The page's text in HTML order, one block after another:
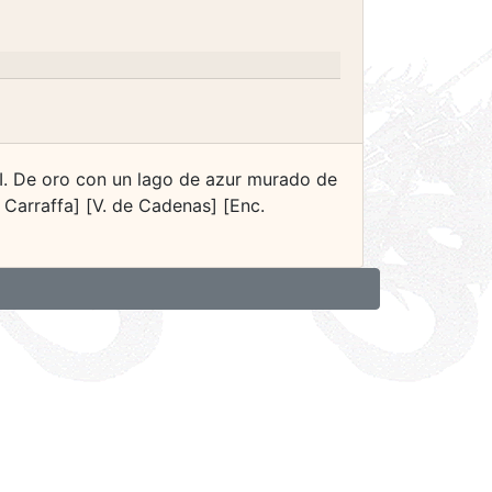
De oro con un lago de azur murado de
[V. de Cadenas] [Enc.